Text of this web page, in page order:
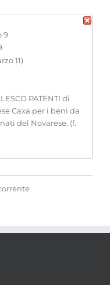
9
11)
PATENTI di
Caxa per i beni da
del Novarese. (f.